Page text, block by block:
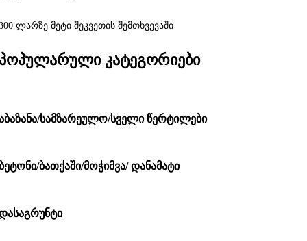
ლარზე მეტი შეკვეთის შემთხვევაში
კატეგორიები
სამზარეულო/სველი წერტილები
ბათქაში/მოჭიმვა/ დანამატი